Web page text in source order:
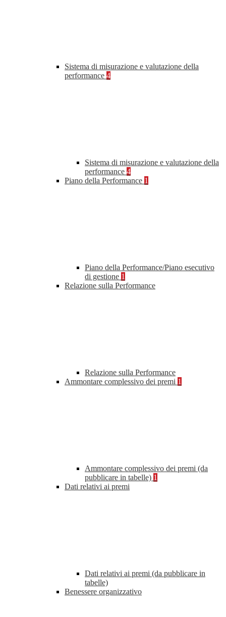
Sistema di misurazione e valutazione della
performance 4
Sistema di misurazione e valutazione della
performance 4
Piano della Performance 1
Piano della Performance/Piano esecutivo
di gestione 1
Relazione sulla Performance
Relazione sulla Performance
Ammontare complessivo dei premi 1
Ammontare complessivo dei premi (da
pubblicare in tabelle) 1
Dati relativi ai premi
Dati relativi ai premi (da pubblicare in
tabelle)
Benessere organizzativo